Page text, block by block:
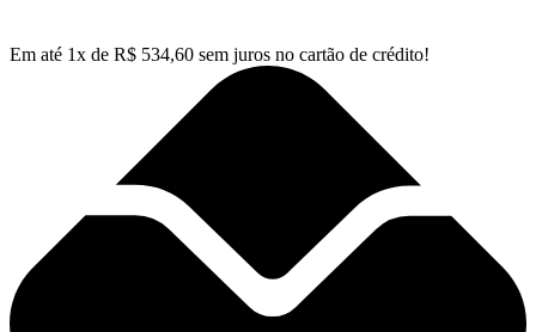
Em até 1x de R$ 534,60 sem juros no cartão de crédito!